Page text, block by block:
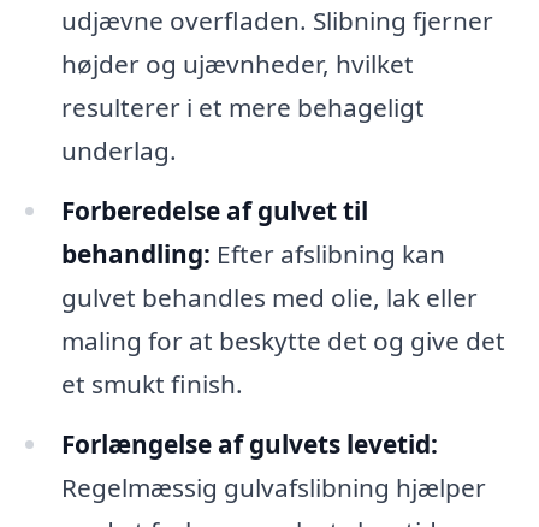
udjævne overfladen. Slibning fjerner
højder og ujævnheder, hvilket
resulterer i et mere behageligt
underlag.
Forberedelse af gulvet til
behandling: Efter afslibning kan
gulvet behandles med olie, lak eller
maling for at beskytte det og give det
et smukt finish.
Forlængelse af gulvets levetid:
Regelmæssig gulvafslibning hjælper